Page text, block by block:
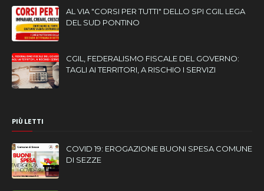
AL VIA "CORSI PER TUTTI" DELLO SPI CGIL LEGA
DEL SUD PONTINO
CGIL, FEDERALISMO FISCALE DEL GOVERNO:
TAGLI AI TERRITORI, A RISCHIO I SERVIZI
PIÙ LETTI
COVID 19: EROGAZIONE BUONI SPESA COMUNE
DI SEZZE